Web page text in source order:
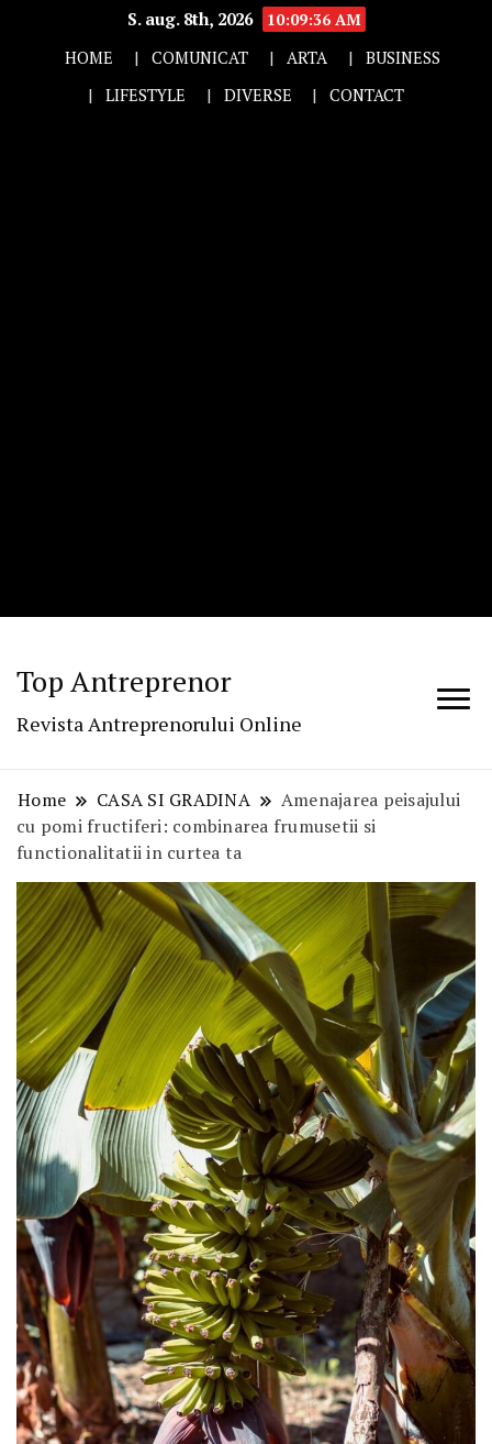
S. aug. 8th, 2026
10:09:37 AM
HOME
COMUNICAT ARTA
BUSINESS
LIFESTYLE
DIVERSE CONTACT
Top Antreprenor
Revista Antreprenorului Online
Home CASA SI GRADINA
Amenajarea peisajului
cu pomi fructiferi: combinarea frumusetii si
functionalitatii in curtea ta